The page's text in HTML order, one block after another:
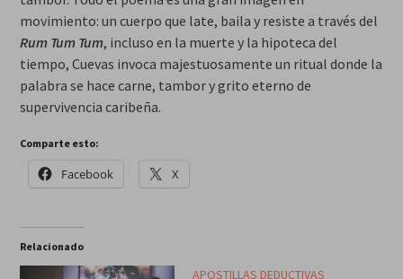
movimiento: un cuerpo que late, baila y resiste a través del
Rum Tum Tum, incluso en la muerte y la hipoteca del
tiempo, Cuevas invoca majestuosamente un ritual donde la
palabra se hace carne, tambor y grito eterno de
supervivencia caribeña.
Comparte esto:
Facebook X
Relacionado
APOSTILLAS DEDUCTIVAS